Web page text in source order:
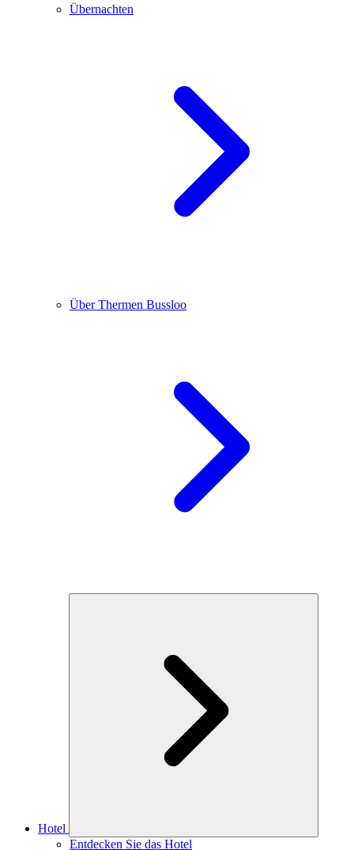
Übernachten
Über Thermen Bussloo
Hotel
Entdecken Sie das Hotel